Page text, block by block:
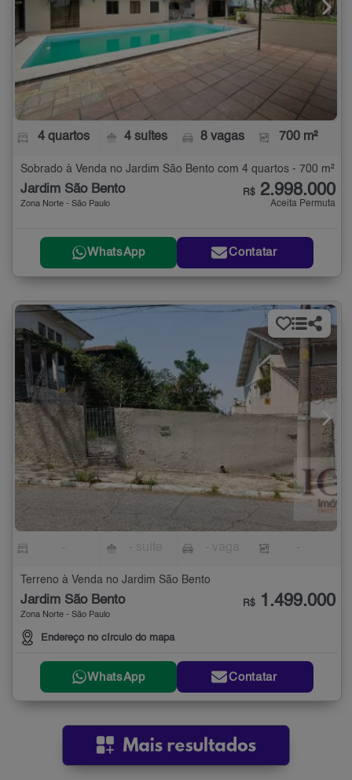
4 quartos 4 suítes 8 vagas 700 m²
Sobrado à Venda no Jardim São Bento com 4 quartos - 700 m²
Jardim São Bento
Zona Norte - São Paulo
R$ 2.998.000
Aceita Permuta
WhatsApp Contatar
Terreno à Venda no Jardim São Bento
Jardim São Bento
Zona Norte - São Paulo
Endereço no círculo do mapa
R$ 1.499.000
WhatsApp Contatar